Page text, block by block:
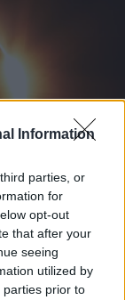
Information
parties, or
for
opt-out
that after your
seeing
utilized by
parties prior to